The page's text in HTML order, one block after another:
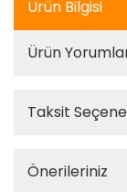
Ürün Bilgisi
Ürün
Taksit
Önerileriniz